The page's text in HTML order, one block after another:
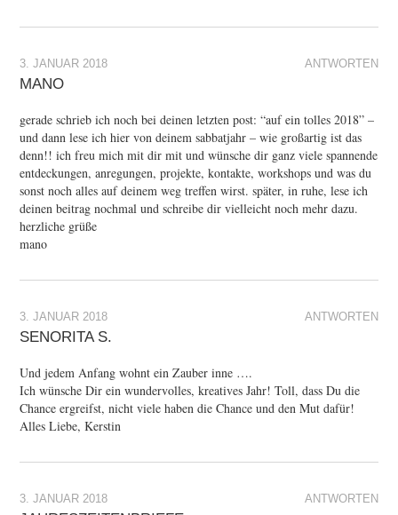
ANTWORTEN
3. JANUAR 2018
MANO
gerade schrieb ich noch bei deinen letzten post: “auf ein tolles 2018” –
und dann lese ich hier von deinem sabbatjahr – wie großartig ist das
denn!! ich freu mich mit dir mit und wünsche dir ganz viele spannende
entdeckungen, anregungen, projekte, kontakte, workshops und was du
sonst noch alles auf deinem weg treffen wirst. später, in ruhe, lese ich
deinen beitrag nochmal und schreibe dir vielleicht noch mehr dazu.
herzliche grüße
mano
ANTWORTEN
3. JANUAR 2018
SENORITA S.
Und jedem Anfang wohnt ein Zauber inne ….
Ich wünsche Dir ein wundervolles, kreatives Jahr! Toll, dass Du die
Chance ergreifst, nicht viele haben die Chance und den Mut dafür!
Alles Liebe, Kerstin
ANTWORTEN
3. JANUAR 2018